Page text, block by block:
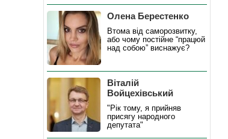
Олена Берестенко
Втома від саморозвитку,
або чому постійне “працюй
над собою” виснажує?
Віталій
Войцехівський
"Рік тому, я прийняв
присягу народного
депутата"